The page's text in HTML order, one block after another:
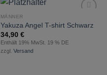
Wunschliste
MÄNNER
Yakuza Angel T-shirt Schwarz
34,90 €
Enthält 19% MwSt. 19 % DE
zzgl. Versand